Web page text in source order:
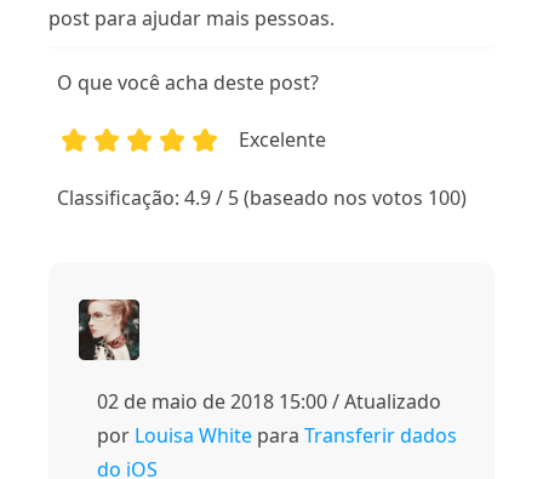
post para ajudar mais pessoas.
O que você acha deste post?
Excelente
Classificação: 4.9 / 5 (baseado nos votos 100)
02 de maio de 2018 15:00 / Atualizado
por Louisa White para Transferir dados
do iOS